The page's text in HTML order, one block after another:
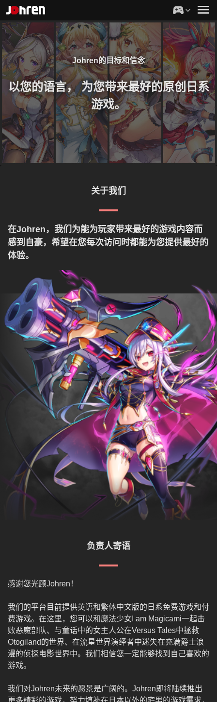
Johren的目标和信念
以您的语言，为您带来最好的原创日系
游戏。
关于我们
在Johren，我们为能为玩家带来最好的游戏内容而
感到自豪，希望在您每次访问时都能为您提供最好的
体验。
负责人寄语
感谢您光顾Johren！
我们的平台目前提供英语和繁体中文版的日系免费游戏和付
费游戏。在这里，您可以和魔法少女I am Magicami一起击
败恶魔部队、与童话中的女主人公在Versus Tales中拯救
Otogiland的世界、在流星世界演绎者中迷失在充满爵士浪
漫的侦探电影世界中。我们相信您一定能够找到自己喜欢的
游戏。
我们对Johren未来的愿景是广阔的。Johren即将陆续推出
更多精彩的游戏，努力填补在日本以外的宅男的游戏需求，